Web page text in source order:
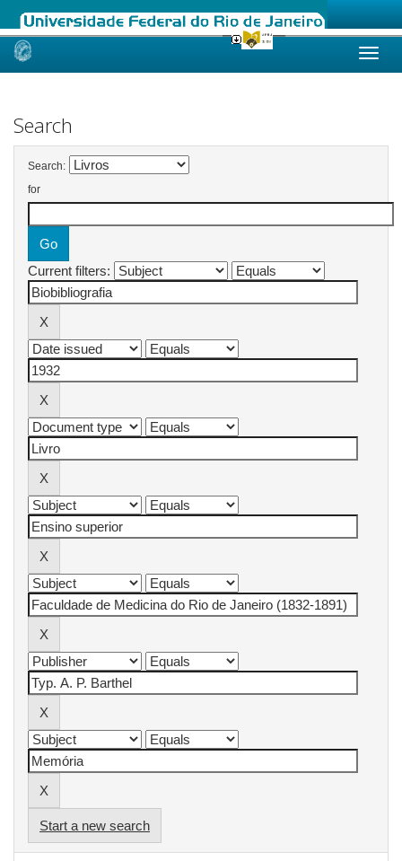
Skip
Search
Search:
for
Current filters:
Start a new search